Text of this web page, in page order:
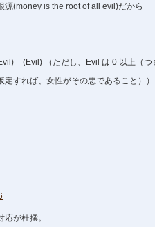
源(money is the root of all evil)だから
= (Evil) （ただし、Evil は 0 以上（つ
定すれば、女性がその悪であること））
が杜撰。